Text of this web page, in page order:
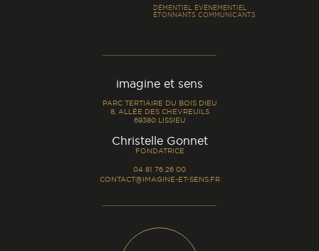
DÉMENTIEL ÉVÉNEMENTIEL
ÉTONNANTS COMMUNICANTS
imagine et sens
PARC TERTIAIRE DU BOIS DIEU
8, ALLÉE DES CHEVREUILS
69380 LISSIEU
Christelle Gonnet-
FONDATRICE
04 81 76 26 00
CONTACT@IMAGINE-ET-SENS.FR